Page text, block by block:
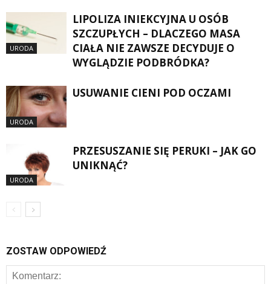
URODA
LIPOLIZA INIEKCYJNA U OSÓB
SZCZUPŁYCH – DLACZEGO MASA
CIAŁA NIE ZAWSZE DECYDUJE O
WYGLĄDZIE PODBRÓDKA?
URODA
USUWANIE CIENI POD OCZAMI
URODA
PRZESUSZANIE SIĘ PERUKI – JAK GO
UNIKNĄĆ?
ZOSTAW ODPOWIEDŹ